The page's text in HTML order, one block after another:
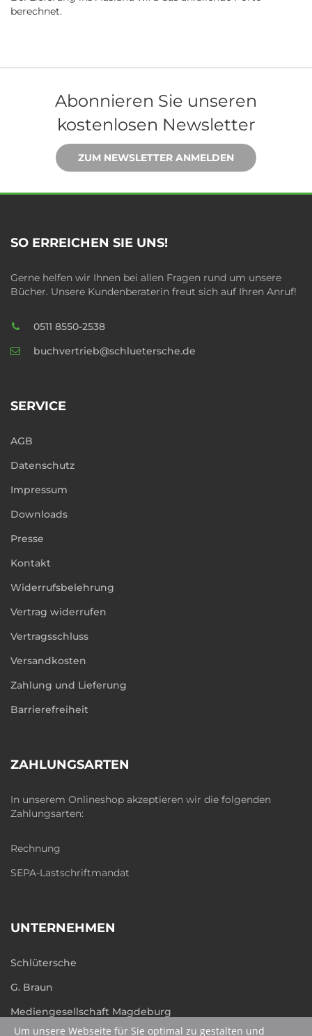
berechnet.
Abonnieren Sie unseren
kostenlosen Newsletter
ZUM NEWSLETTER ANMELDEN
SO ERREICHEN SIE UNS!
Gerne helfen wir Ihnen bei allen Fragen rund um unsere
Bücher. Unsere Kundenberaterin freut sich auf Ihren Anruf!
0511 8550-2538
buchvertrieb@schluetersche.de
SERVICE
AGB
Datenschutz
Impressum
Downloads
Presse
Kontakt
Widerrufsbelehrung
Vertrag widerrufen
Vertragsschluss
Versandkosten
Zahlung und Lieferung
Barrierefreiheit
ZAHLUNGSARTEN
In unserem Onlineshop akzeptieren wir die folgenden
Zahlungsarten:
Rechnung
SEPA-Lastschriftmandat
UNTERNEHMEN
Schlütersche
G. Braun
Mediengesellschaft Magdeburg
Um unsere Webseite für Sie optimal zu gestalten und